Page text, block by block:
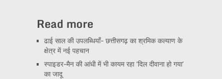
Read more
ढाई साल की उपलब्धियाँ- छत्तीसगढ़ का श्रमिक कल्याण के
क्षेत्र में नई पहचान
स्पाइडर-मैन की आंधी में भी कायम रहा ‘दिल दीवाना हो गया’
का जादू